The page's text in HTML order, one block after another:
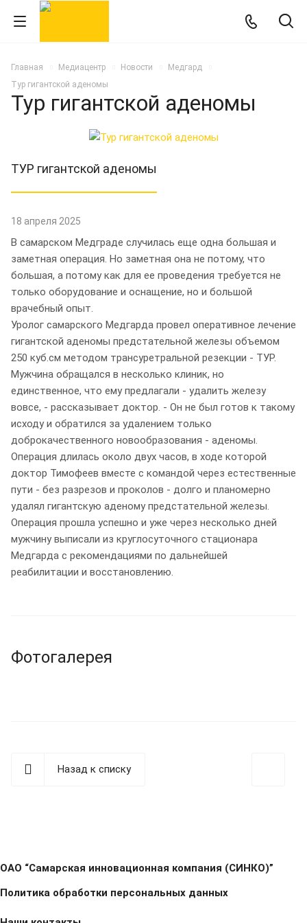
Главная Медиацентр Новости
Медгард
Тур гигантской аденомы
Тур гигантской аденомы
ТУР гигантской аденомы
18 апреля 2025
В самарском Медграде случилась еще одна большая и
заметная операция. Но заметная она не потому, что
большая, а потому как для ее проведения требуется не
только оборудование и оснащение, но и большой
врачебный опыт.
Уролог самарского Медгарда провел оперативное лечение
гигантской аденомы предстательной железы объемом
250 куб.см методом трансуретральной резекции - ТУР.
Мужчина обращался в несколько клиник, но
единственное, что ему предлагали - удалить железу
вовсе, - рассказывает доктор. - Он не был готов к такому
исходу и обратился за удалением только
доброкачественного новообразования - аденомы.
Операция длилась около двух часов, в ходе которой
доктор Тимофеев вместе с командой через естественные
пути - без разрезов и проколов - долго и планомерно
удалял гигантскую аденому предстательной железы.
Операция прошла успешно и уже через несколько дней
мужчину выписали из круглосуточного стационара
Медгарда с рекомендациями по дальнейшей
реабилитации и восстановлению.
Фотогалерея
Назад к списку
ОАО “Самарская инновационная компания (СИНКО)”
Политика обработки персональных данных